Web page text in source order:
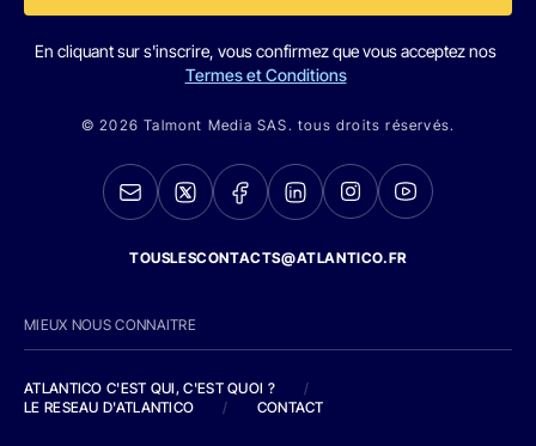
En cliquant sur s'inscrire, vous confirmez que vous acceptez nos
Termes et Conditions
© 2026 Talmont Media SAS. tous droits réservés.
TOUSLESCONTACTS@ATLANTICO.FR
MIEUX NOUS CONNAITRE
ATLANTICO C'EST QUI, C'EST QUOI ?
/
LE RESEAU D'ATLANTICO
/ CONTACT